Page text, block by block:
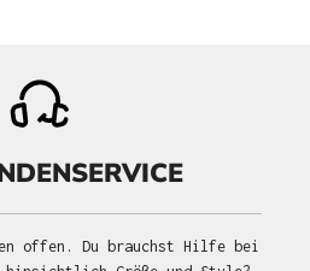
offen. Du brauchst Hilfe bei